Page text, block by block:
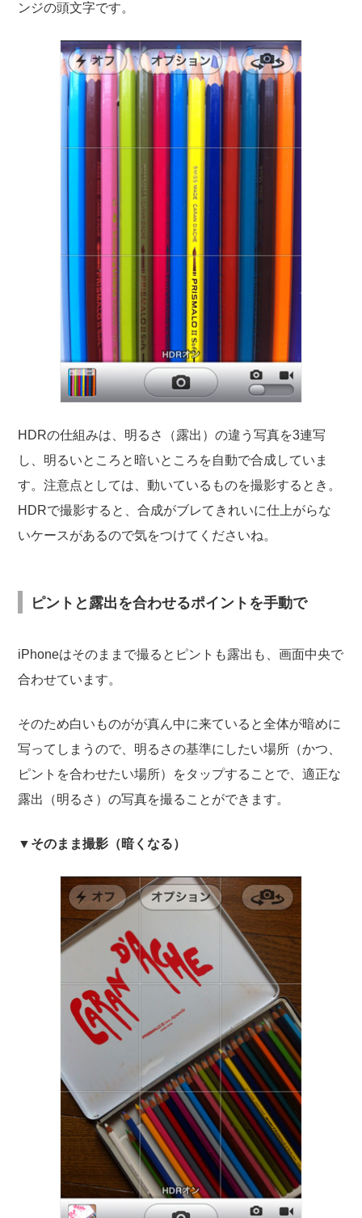
ンジの頭文字です。
HDRの仕組みは、明るさ（露出）の違う写真を3連写
し、明るいところと暗いところを自動で合成していま
す。注意点としては、動いているものを撮影するとき。
HDRで撮影すると、合成がブレてきれいに仕上がらな
いケースがあるので気をつけてくださいね。
ピントと露出を合わせるポイントを手動で
iPhoneはそのままで撮るとピントも露出も、画面中央で
合わせています。
そのため白いものがが真ん中に来ていると全体が暗めに
写ってしまうので、明るさの基準にしたい場所（かつ、
ピントを合わせたい場所）をタップすることで、適正な
露出（明るさ）の写真を撮ることができます。
▼そのまま撮影（暗くなる）